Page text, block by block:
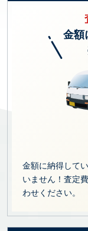
金額
金額に納得して
いません！査定
わせください。